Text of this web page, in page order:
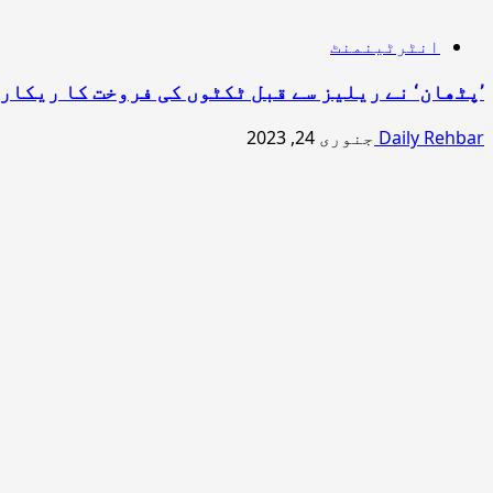
انٹرٹینمنٹ
’پٹھان‘ نے ریلیز سے قبل ٹکٹوں کی فروخت کا
Daily Rehbar جنوری 24, 2023